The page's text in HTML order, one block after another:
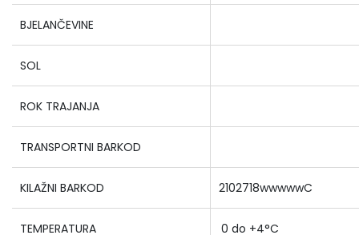
BJELANČEVINE
SOL
ROK TRAJANJA
TRANSPORTNI BARKOD
KILAŽNI BARKOD 2102718wwwwwC
TEMPERATURA 0 do +4°C